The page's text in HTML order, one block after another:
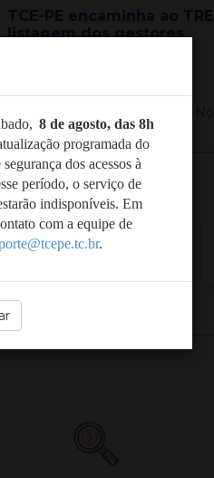
TCE-PE encaminha ao
listagem dos gestores
+
8 de agosto, das 8h
programada do
dos acessos à
período, o serviço de
indisponíveis. Em
com a equipe de
.